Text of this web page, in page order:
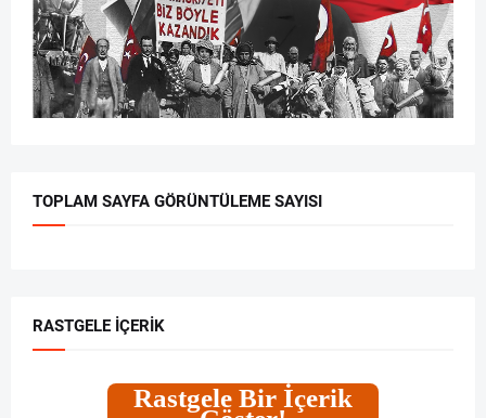
TOPLAM SAYFA GÖRÜNTÜLEME SAYISI
RASTGELE İÇERIK
Rastgele Bir İçerik